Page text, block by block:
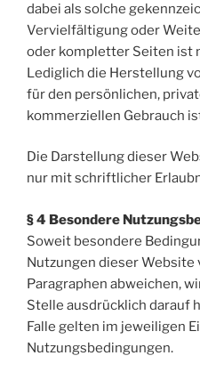
dabei als solche
Vervielfältigung oder
oder kompletter Seiten ist
Lediglich die Herstellung
für den persönlichen,
kommerziellen Gebrauch
Die Darstellung dieser
nur mit schriftlicher
§ 4 Besondere
Soweit besondere
Nutzungen dieser Website
Paragraphen abweichen,
Stelle ausdrücklich darauf
Falle gelten im jeweiligen
Nutzungsbedingungen.